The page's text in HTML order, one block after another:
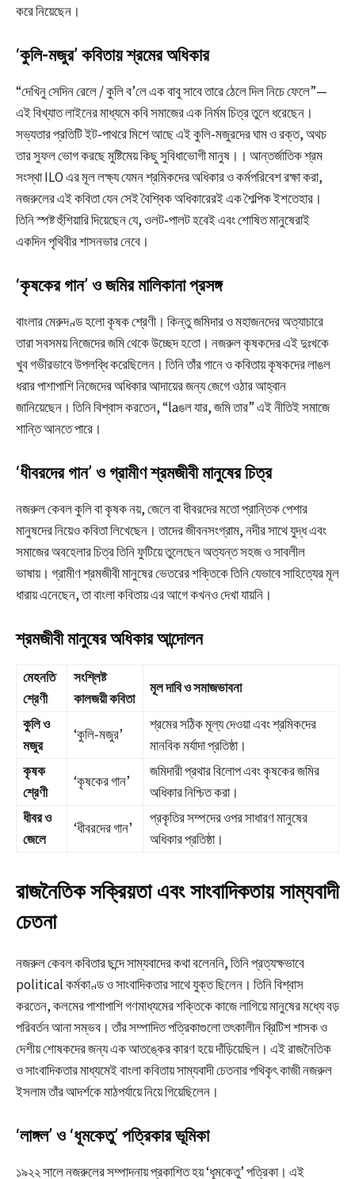
করে নিয়েছেন।
‘কুলি-মজুর’ কবিতায় শ্রমের অধিকার
“দেখিনু সেদিন রেলে / কুলি ব’লে এক বাবু সাবে তারে ঠেলে দিল নিচে ফেলে”—
এই বিখ্যাত লাইনের মাধ্যমে কবি সমাজের এক নির্মম চিত্র তুলে ধরেছেন।
সভ্যতার প্রতিটি ইট-পাথরে মিশে আছে এই কুলি-মজুরদের ঘাম ও রক্ত, অথচ
তার সুফল ভোগ করছে মুষ্টিমেয় কিছু সুবিধাভোগী মানুষ।। আন্তর্জাতিক শ্রম
সংস্থাILOএর মূল লক্ষ্য যেমন শ্রমিকদের অধিকার ও কর্মপরিবেশ রক্ষা করা,
নজরুলের এই কবিতা যেন সেই বৈশ্বিক অধিকারেরই এক শৈল্পিক ইশতেহার।
তিনি স্পষ্ট হুঁশিয়ারি দিয়েছেন যে, ওলট-পালট হবেই এবং শোষিত মানুষেরাই
একদিন পৃথিবীর শাসনভার নেবে।
‘কৃষকের গান’ ও জমির মালিকানা প্রসঙ্গ
বাংলার মেরুদণ্ড হলো কৃষক শ্রেণী। কিন্তু জমিদার ও মহাজনদের অত্যাচারে
তারা সবসময় নিজেদের জমি থেকে উচ্ছেদ হতো। নজরুল কৃষকদের এই দুঃখকে
খুব গভীরভাবে উপলব্ধি করেছিলেন। তিনি তাঁর গানে ও কবিতায় কৃষকদের লাঙল
ধরার পাশাপাশি নিজেদের অধিকার আদায়ের জন্য জেগে ওঠার আহ্বান
জানিয়েছেন। তিনি বিশ্বাস করতেন, “laঙল যার, জমি তার” এই নীতিই সমাজে
শান্তি আনতে পারে।
‘ধীবরদের গান’ ও গ্রামীণ শ্রমজীবী মানুষের চিত্র
নজরুল কেবল কুলি বা কৃষক নয়, জেলে বা ধীবরদের মতো প্রান্তিক পেশার
মানুষদের নিয়েও কবিতা লিখেছেন। তাদের জীবনসংগ্রাম, নদীর সাথে যুদ্ধ এবং
সমাজের অবহেলার চিত্র তিনি ফুটিয়ে তুলেছেন অত্যন্ত সহজ ও সাবলীল
ভাষায়। গ্রামীণ শ্রমজীবী মানুষের ভেতরের শক্তিকে তিনি যেভাবে সাহিত্যের মূল
ধারায় এনেছেন, তা বাংলা কবিতায় এর আগে কখনও দেখা যায়নি।
শ্রমজীবী মানুষের অধিকার আন্দোলন
মেহনতি
শ্রেণী
সংশ্লিষ্ট
কালজয়ী কবিতা
মূল দাবি ও সমাজভাবনা
কুলি ও
মজুর
‘কুলি-মজুর’
শ্রমের সঠিক মূল্য দেওয়া এবং শ্রমিকদের
মানবিক মর্যাদা প্রতিষ্ঠা।
কৃষক
শ্রেণী
‘কৃষকের গান’
জমিদারী প্রথার বিলোপ এবং কৃষকের জমির
অধিকার নিশ্চিত করা।
ধীবর ও
জেলে
‘ধীবরদের গান’
প্রকৃতির সম্পদের ওপর সাধারণ মানুষের
অধিকার প্রতিষ্ঠা।
রাজনৈতিক সক্রিয়তা এবং সাংবাদিকতায় সাম্যবাদী
চেতনা
নজরুল কেবল কবিতার ছন্দে সাম্যবাদের কথা বলেননি, তিনি প্রত্যক্ষভাবে
political কর্মকাণ্ড ও সাংবাদিকতার সাথে যুক্ত ছিলেন। তিনি বিশ্বাস
করতেন, কলমের পাশাপাশি গণমাধ্যমের শক্তিকে কাজে লাগিয়ে মানুষের মধ্যে বড়
পরিবর্তন আনা সম্ভব। তাঁর সম্পাদিত পত্রিকাগুলো তৎকালীন ব্রিটিশ শাসক ও
দেশীয় শোষকদের জন্য এক আতঙ্কের কারণ হয়ে দাঁড়িয়েছিল। এই রাজনৈতিক
ও সাংবাদিকতার মাধ্যমেই বাংলা কবিতায় সাম্যবাদী চেতনার পথিকৃৎ কাজী নজরুল
ইসলাম তাঁর আদর্শকে মাঠপর্যায়ে নিয়ে গিয়েছিলেন।
‘লাঙ্গল’ ও ‘ধূমকেতু’ পত্রিকার ভূমিকা
১৯২২ সালে নজরুলের সম্পাদনায় প্রকাশিত হয় ‘ধূমকেতু’ পত্রিকা। এই